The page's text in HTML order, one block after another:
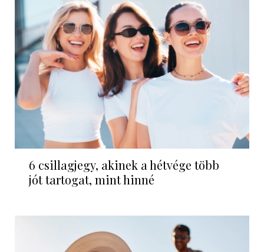
6 csillagjegy, akinek a hétvége több
jót tartogat, mint hinné